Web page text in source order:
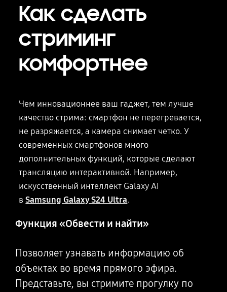
Как сделать
стриминг
комфортнее
Чем инновационнее ваш гаджет, тем лучше
качество стрима: смартфон не перегревается,
не разряжается, а камера снимает четко. У
современных смартфонов много
дополнительных функций, которые сделают
трансляцию интерактивной. Например,
искусственный интеллект Galaxy AI
вSamsung Galaxy S24 Ultra.
Функция «Обвести и найти»
Позволяет узнавать информацию об
объектах во время прямого эфира.
Представьте, вы стримите прогулку по